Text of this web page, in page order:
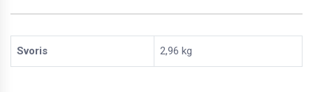
Svoris 2,96 kg